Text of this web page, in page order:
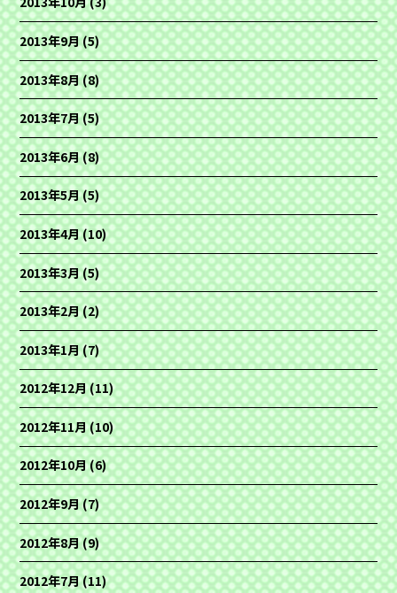
2013年9月(5)
2013年8月(8)
2013年7月(5)
2013年6月(8)
2013年5月(5)
2013年4月(10)
2013年3月(5)
2013年2月(2)
2013年1月(7)
2012年12月(11)
2012年11月(10)
2012年10月(6)
2012年9月(7)
2012年8月(9)
2012年7月(11)